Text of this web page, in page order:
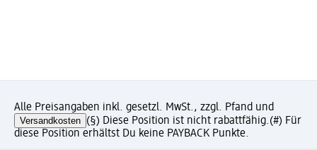
Alle Preisangaben inkl. gesetzl. MwSt., zzgl. Pfand und
Versandkosten (§) Diese Position ist nicht rabattfähig.(#) Für
diese Position erhältst Du keine PAYBACK Punkte.